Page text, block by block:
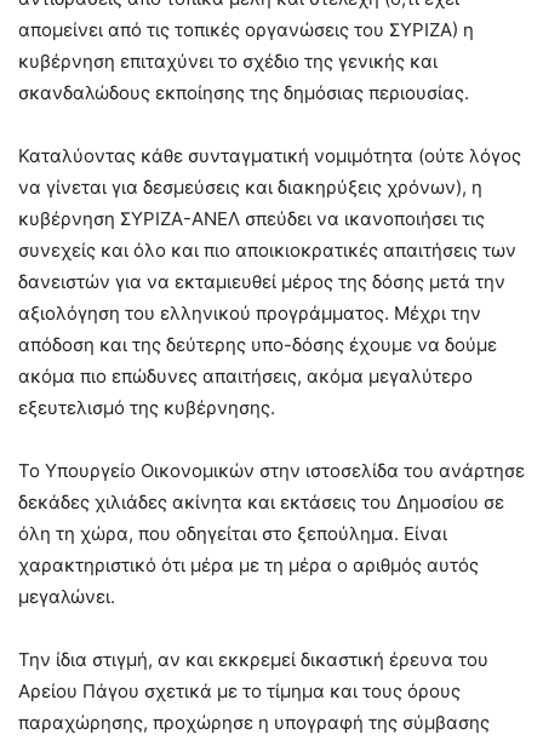
απομείνει από τις τοπικές οργανώσεις του ΣΥΡΙΖΑ) η
κυβέρνηση επιταχύνει το σχέδιο της γενικής και
σκανδαλώδους εκποίησης της δημόσιας περιουσίας.
Καταλύοντας κάθε συνταγματική νομιμότητα (ούτε λόγος
να γίνεται για δεσμεύσεις και διακηρύξεις χρόνων), η
κυβέρνηση ΣΥΡΙΖΑ-ΑΝΕΛ σπεύδει να ικανοποιήσει τις
συνεχείς και όλο και πιο αποικιοκρατικές απαιτήσεις των
δανειστών για να εκταμιευθεί μέρος της δόσης μετά την
αξιολόγηση του ελληνικού προγράμματος. Μέχρι την
απόδοση και της δεύτερης υπο-δόσης έχουμε να δούμε
ακόμα πιο επώδυνες απαιτήσεις, ακόμα μεγαλύτερο
εξευτελισμό της κυβέρνησης.
Το Υπουργείο Οικονομικών στην ιστοσελίδα του ανάρτησε
δεκάδες χιλιάδες ακίνητα και εκτάσεις του Δημοσίου σε
όλη τη χώρα, που οδηγείται στο ξεπούλημα. Είναι
χαρακτηριστικό ότι μέρα με τη μέρα ο αριθμός αυτός
μεγαλώνει.
Την ίδια στιγμή, αν και εκκρεμεί δικαστική έρευνα του
Αρείου Πάγου σχετικά με το τίμημα και τους όρους
παραχώρησης, προχώρησε η υπογραφή της σύμβασης